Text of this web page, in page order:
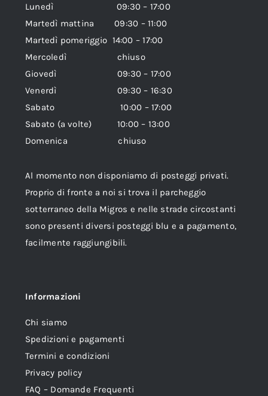
Lunedì 09:30 – 17:00
Martedì mattina 09:30 – 11:00
Martedì pomeriggio 14:00 – 17:00
Mercoledì chiuso
Giovedì 09:30 – 17:00
Venerdì 09:30 – 16:30
Sabato 10:00 – 17:00
Sabato (a volte) 10:00 – 13:00
Domenica chiuso
Al momento non disponiamo di posteggi privati.
Proprio di fronte a noi si trova il parcheggio
sotterraneo della Migros e nelle strade circostanti
sono presenti diversi posteggi blu e a pagamento,
facilmente raggiungibili.
Informazioni
Chi siamo
Spedizioni e pagamenti
Termini e condizioni
Privacy policy
FAQ – Domande Frequenti